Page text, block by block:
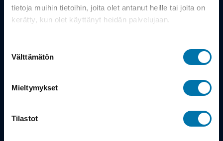
tietoja muihin tietoihin, joita olet antanut heille tai joita on
kerätty, kun olet käyttänyt heidän palvelujaan.
valinta
Välttämätön
Mieltymykset
Tilastot
Takuu ja palautukset
Maksutavat